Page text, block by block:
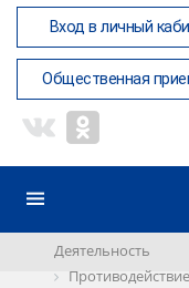
Вход в личный
Общественная
Деятельность